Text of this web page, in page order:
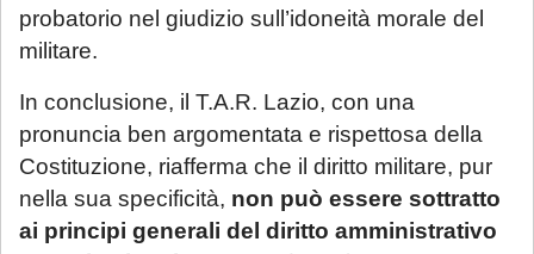
probatorio nel giudizio sull’idoneità morale del
militare.
In conclusione, il T.A.R. Lazio, con una
pronuncia ben argomentata e rispettosa della
Costituzione, riafferma che il diritto militare, pur
nella sua specificità, non può essere sottratto
ai principi generali del diritto amministrativo